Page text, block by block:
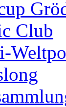
Club